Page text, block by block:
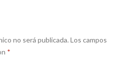
no será publicada. Los campos
*